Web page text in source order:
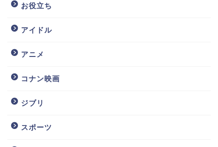
お役立ち
アイドル
アニメ
コナン映画
ジブリ
スポーツ